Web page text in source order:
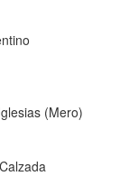
(Mero)